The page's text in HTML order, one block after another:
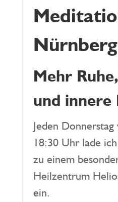
Nürnberg
Mehr
und innere
Jeden
18:30 Uhr lade
zu einem
Heilzentrum
ein.